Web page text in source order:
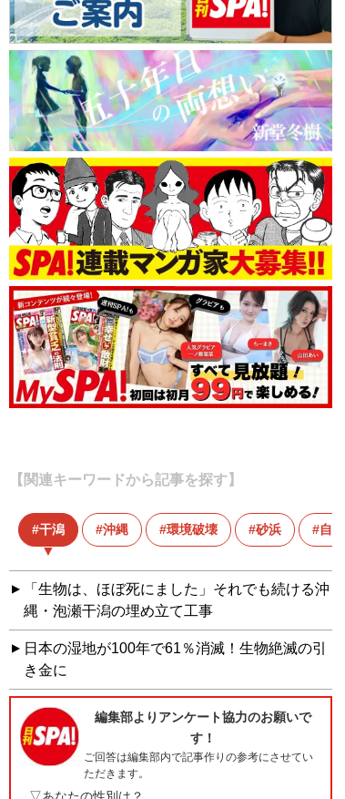
【関連キーワードから記事を探す】
干潟 沖縄 環境破壊 砂浜 自然
「生物は、ほぼ死にました」それでも続ける沖
縄・泡瀬干潟の埋め立て工事
日本の湿地が100年で61％消滅！生物絶滅の引
き金に